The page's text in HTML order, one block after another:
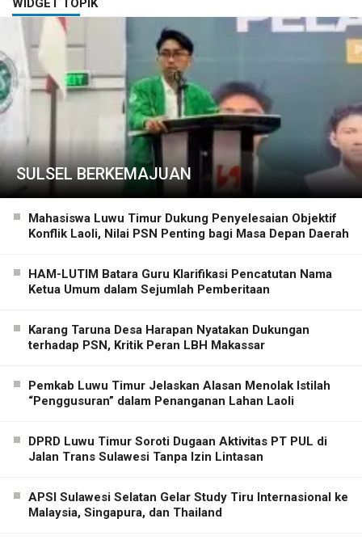
WIDGET TOPIK
SULSEL BERKEMAJUAN
Mahasiswa Luwu Timur Dukung Penyelesaian Objektif
Konflik Laoli, Nilai PSN Penting bagi Masa Depan Daerah
HAM-LUTIM Batara Guru Klarifikasi Pencatutan Nama
Ketua Umum dalam Sejumlah Pemberitaan
Karang Taruna Desa Harapan Nyatakan Dukungan
terhadap PSN, Kritik Peran LBH Makassar
Pemkab Luwu Timur Jelaskan Alasan Menolak Istilah
“Penggusuran” dalam Penanganan Lahan Laoli
DPRD Luwu Timur Soroti Dugaan Aktivitas PT PUL di
Jalan Trans Sulawesi Tanpa Izin Lintasan
APSI Sulawesi Selatan Gelar Study Tiru Internasional ke
Malaysia, Singapura, dan Thailand